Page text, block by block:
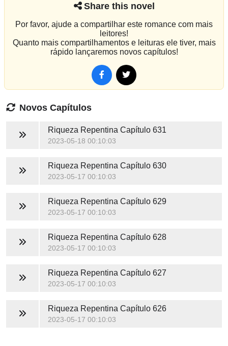
Share this novel
Por favor, ajude a compartilhar este romance com mais
leitores!
Quanto mais compartilhamentos e leituras ele tiver, mais
rápido lançaremos novos capítulos!
Novos Capítulos
Riqueza Repentina Capítulo 631
2023-05-18 00:10:03
Riqueza Repentina Capítulo 630
2023-05-17 00:10:03
Riqueza Repentina Capítulo 629
2023-05-17 00:10:03
Riqueza Repentina Capítulo 628
2023-05-17 00:10:03
Riqueza Repentina Capítulo 627
2023-05-17 00:10:03
Riqueza Repentina Capítulo 626
2023-05-17 00:10:03